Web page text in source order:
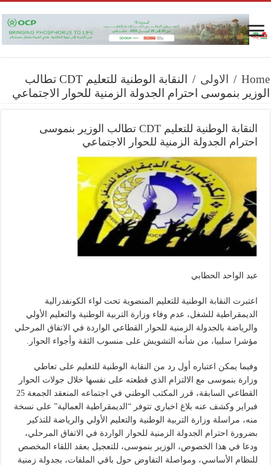
Home
/ الاولى /
النقابة الوطنية للتعليم CDT تطالب
الوزير بنموسى احترام الجدولة الزمنية للحوار الاجتماعي
النقابة الوطنية للتعليم CDT تطالب الوزير بنموسى
احترام الجدولة الزمنية للحوار الاجتماعي
عبد الواحد الحطابي
اعتبرت النقابة الوطنية للتعليم المنضوية تحت لواء الكونفدرالية
الديمقراطية للشغل، عدم وفاء وزارة التربية الوطنية والتعليم الأولي
والرياضة بالجدولة الزمنية للحوار القطاعي الواردة في الاتفاق المرحلي
مؤشرا سلبيا، من شأنه التشويش على منسوب الثقة وأجواء الحوار.
وفيما يمكن اعتباره أول رد من النقابة الوطنية للتعليم على تعاطي
وزارة بنموسى مع الالتزام الذي قطعته على نفسها خلال جولات الحوار
القطاعي السابقة، قرر المكتب الوطني في اجتماعه المنعقد الجمعة 25
فبراير وكشف عنه بلاغ اخباري تتوفر “الديمقراطية العمالية” على نسخة
منه، مراسلة وزارة التربية الوطنية والتعليم الأولي والرياضة للتذكير
بضرورة احترام الجدولة الزمنية للحوار الواردة في الاتفاق المرحلي،
ودعا في هذا الخصوص، الوزير بنموسى، للتعجيل بعقد اللقاء المخصص
للنظام الأساسي، ومواصلة التفاوض حول باقي الملفات، بجدولة زمنية